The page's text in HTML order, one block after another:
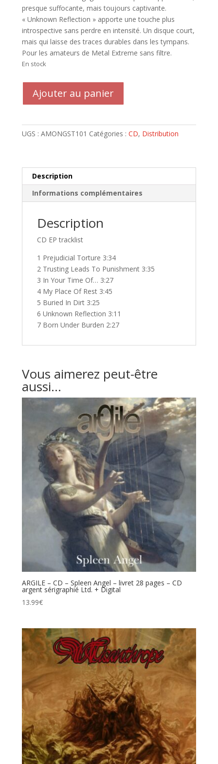
presque suffocante, mais toujours captivante.
« Unknown Reflection » apporte une touche plus
introspective sans perdre en intensité. Un disque court,
mais qui laisse des traces durables dans les tympans.
Pour les amateurs de Metal Extreme sans filtre.
En stock
SWARM
The
Defeated
[USA
Core]
pressage
Ajouter au panier
UGS : AMONGST101 Catégories : CD, Distribution
Description
Informations complémentaires
Description
CD EP tracklist
1 Prejudicial Torture 3:34
2 Trusting Leads To Punishment 3:35
3 In Your Time Of… 3:27
4 My Place Of Rest 3:45
5 Buried In Dirt 3:25
6 Unknown Reflection 3:11
7 Born Under Burden 2:27
Vous aimerez peut-être
aussi…
ARGILE – CD – Spleen Angel – livret 28 pages – CD
argent sérigraphié Ltd. + Digital
13.99€